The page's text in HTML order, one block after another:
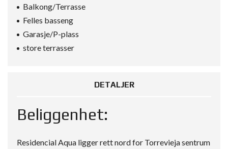
Balkong/Terrasse
Felles basseng
Garasje/P-plass
store terrasser
DETALJER
Beliggenhet:
Residencial Aqua ligger rett nord for Torrevieja sentrum